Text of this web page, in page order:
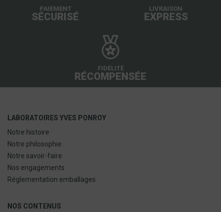
PAIEMENT
SÉCURISÉ
LIVRAISON
EXPRESS
FIDÉLITÉ
RÉCOMPENSÉE
LABORATOIRES YVES PONROY
Notre histoire
Notre philosophie
Notre savoir-faire
Nos engagements
Réglementation emballages
NOS CONTENUS